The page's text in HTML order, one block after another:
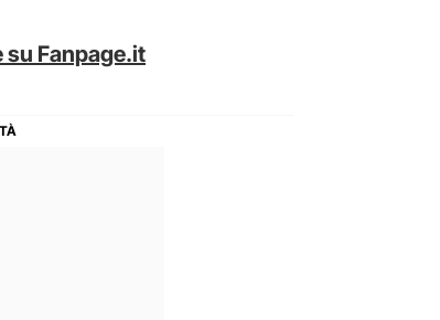
su Fanpage.it